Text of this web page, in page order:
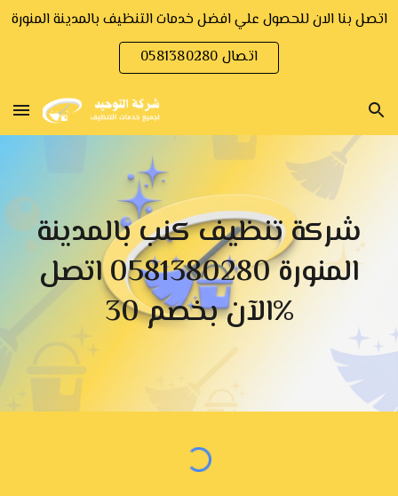
Skip to navigation
اتصل بنا الان للحصول علي افضل خدمات التنظيف بالمدينة المنورة
اتصال 0581380280
شركة تنظيف كنب بالمدينة
المنورة
0581380280 اتصل
الآن بخصم30 %